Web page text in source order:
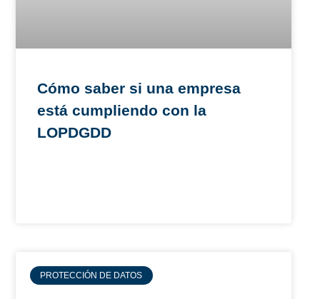
Cómo saber si una empresa
está cumpliendo con la
LOPDGDD
PROTECCIÓN DE DATOS